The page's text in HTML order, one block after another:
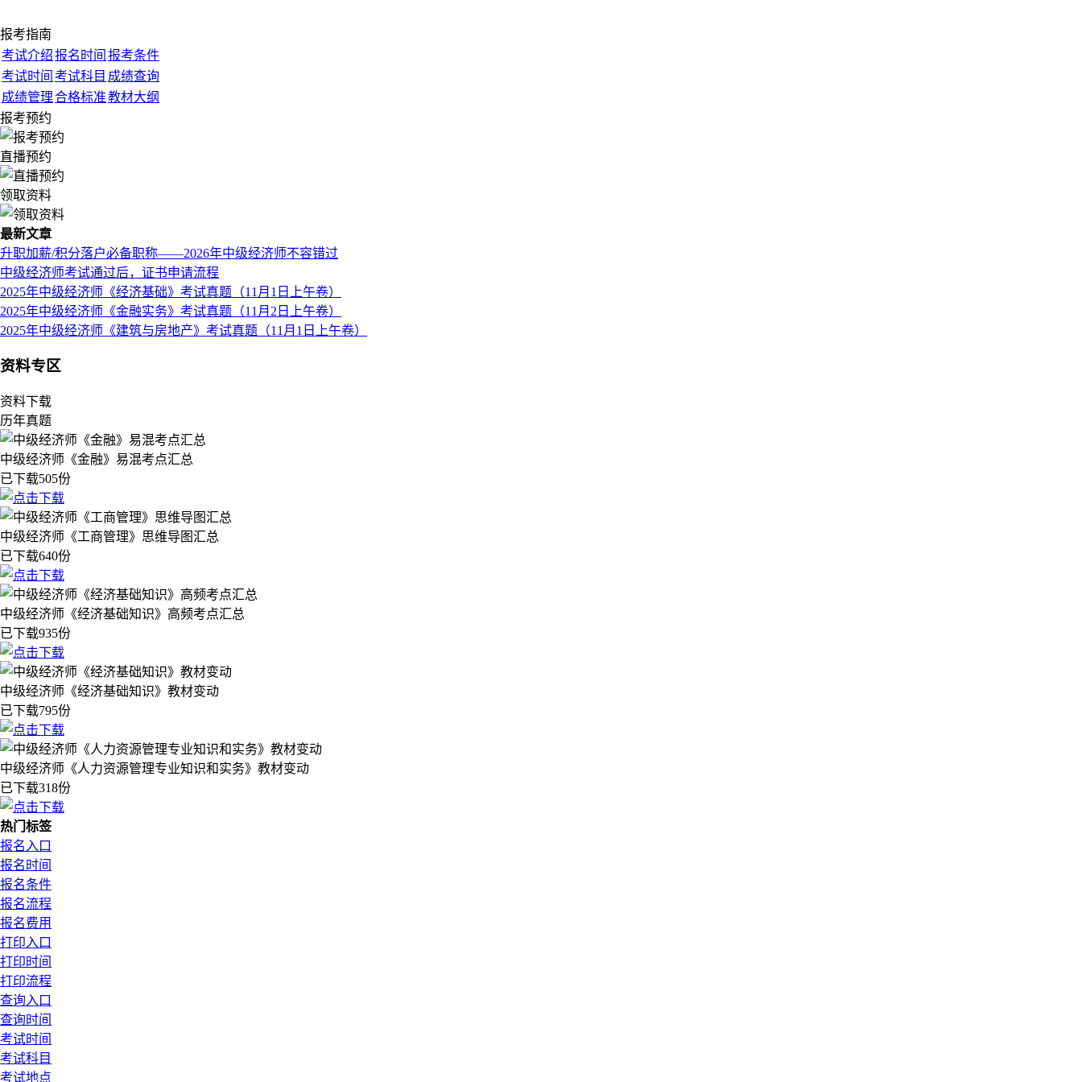
报考指南
考试介绍报名时间 报考条件
考试时间 考试科目 成绩查询
成绩管理合格标准教材大纲
报考预约
直播预约
领取资料
最新文章
升职加薪/积分落户必备职称——2026年中级经济师不容错过
中级经济师考试通过后，证书申请流程
2025年中级经济师《经济基础》考试真题（11月1日上午卷）
2025年中级经济师《金融实务》考试真题（11月2日上午卷）
2025年中级经济师《建筑与房地产》考试真题（11月1日上午卷）
资料专区
资料下载
历年真题
中级经济师《金融》易混考点汇总
已下载505份
中级经济师《工商管理》思维导图汇总
已下载640份
中级经济师《经济基础知识》高频考点汇总
已下载935份
中级经济师《经济基础知识》教材变动
已下载795份
中级经济师《人力资源管理专业知识和实务》教材变动
已下载318份
热门标签
报名入口
报名时间
报名条件
报名流程
报名费用
打印入口
打印时间
打印流程
查询入口
查询时间
考试时间
考试科目
考试地点